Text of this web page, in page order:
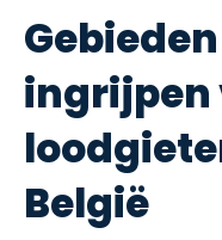
ingrijpen
België